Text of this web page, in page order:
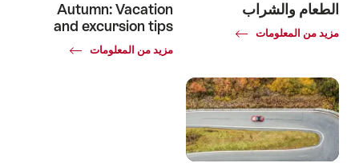
الطعام والشراب
مزيد من المعلوماتCommon.Of
Autumn: Vacation
and excursion tips
مزيد من المعلوماتCommon.Of